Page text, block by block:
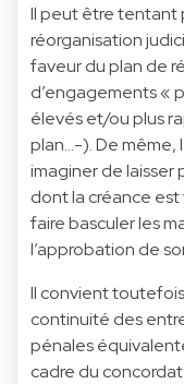
Il peut être tentant
réorganisation
faveur du plan de
d’engagements «
élevés et/ou plus
plan…-). De
imaginer de laisser
dont la créance
faire basculer les
l’approbation de
Il convient toutefois
continuité des
pénales
cadre du concordat